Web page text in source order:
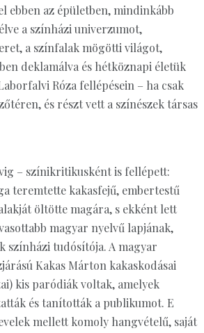
ebben az épületben, mindinkább
a színházi univerzumot,
a színfalak mögötti világot,
deklamálva és hétköznapi életük
Róza fellépésein – ha csak
és részt vett a színészek társas
– színikritikusként is fellépett:
teremtette kakasfejű, embertestű
öltötte magára, s ekként lett
magyar nyelvű lapjának,
színházi tudósítója. A magyar
Kakas Márton kakaskodásai
kis paródiák voltak, amelyek
és tanították a publikumot. E
mellett komoly hangvételű, saját